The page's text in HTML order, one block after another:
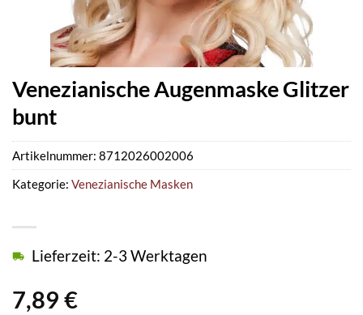
Venezianische Augenmaske Glitzer
bunt
7,89 €
Lieferzeit: 2-3 Werktagen
Artikelnummer: 8712026002006
Kategorie: Venezianische Masken